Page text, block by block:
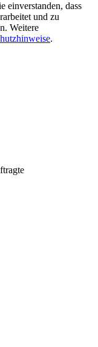
einverstanden, dass
und zu
Weitere
.